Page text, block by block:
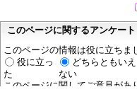
このページに関するアンケート
このページの情報は役に立ちま
役に立っ
た
どちらともいえ
ない
このページに関してご意見があ